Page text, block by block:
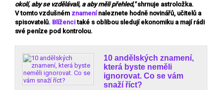
okolí, aby se vzdělávali, a aby měli přehled,"shrnuje astroložka.
V tomto vzdušném znamenínaleznete hodně novinářů, učitelů a
spisovatelů. Blížencitaké s oblibou sledují ekonomiku a mají rádi
své peníze pod kontrolou.
10 andělských znamení,
která byste neměli
ignorovat. Co se vám
snaží říct?